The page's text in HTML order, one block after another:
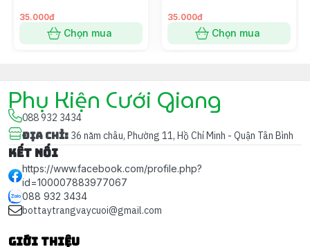
Hồ điệp
tượng trưng cho vẻ đẹp tự do, nữ tính và sự
khởi đầu mới
hạnh phúc, may mắn và viên mãn trong hôn nhân
📸 Lên hình cực “ăn ảnh” – phù hợp với các concept:
✔️ Lễ gia tiên – Vu quy
✔️ Ảnh cưới phong cách cổ điển
✔️ Váy cưới đỏ hoặc áo dài đỏ đô
35.000đ
Chọn mua
35.000đ
Chọn mua
Phụ Kiện Cưới Giang
088 932 3434
Địa chỉ: 36 năm châu, Phường 11, Hồ Chí Minh - Quận Tân Bình
Kết nối
https://www.facebook.com/profile.php?
id=100007883977067
088 932 3434
bottaytrangvaycuoi@gmail.com
Giới thiệu